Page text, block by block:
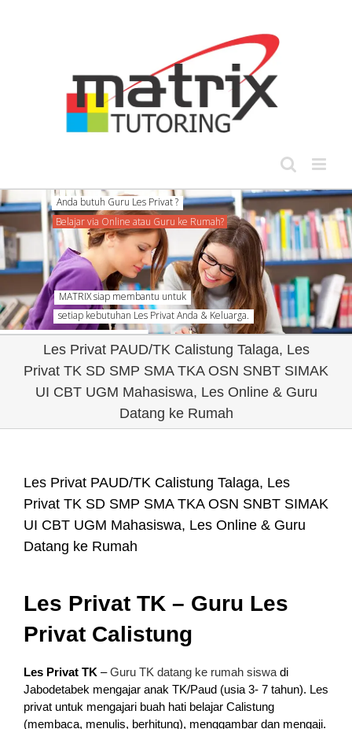
MATRIX siap membantu untuk
setiap kebutuhan Les Privat Anda & Keluarga.
Les Privat PAUD/TK Calistung Talaga, Les
Privat TK SD SMP SMA TKA OSN SNBT SIMAK
UI CBT UGM Mahasiswa, Les Online & Guru
Datang ke Rumah
Les Privat PAUD/TK Calistung Talaga, Les
Privat TK SD SMP SMA TKA OSN SNBT SIMAK
UI CBT UGM Mahasiswa, Les Online & Guru
Datang ke Rumah
Les Privat TK – Guru Les
Privat Calistung
Les Privat TK –Guru TK datang ke rumah siswa di
Jabodetabek mengajar anak TK/Paud (usia 3- 7 tahun). Les
privat untuk mengajari buah hati belajar Calistung
(membaca, menulis, berhitung), menggambar dan mengaji.